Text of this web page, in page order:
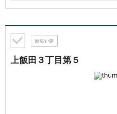
新築戸建
上飯田３丁目第５